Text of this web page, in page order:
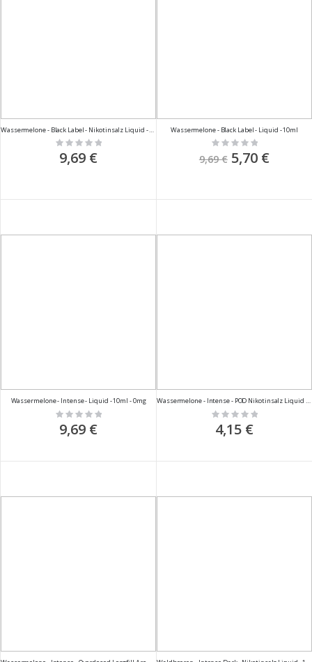
Rating:
0%
9,69 €
Wassermelone - Black Label - Liquid - 10ml
Rating:
9,69 € Sonderpreis
5,70 €
Wassermelone - Intense - Liquid - 10ml - 0mg
Rating:
0%
9,69 €
Wassermelone - Intense - POD Nikotinsalz Liquid - 2ml - 20mg
Rating:
0%
4,15 €